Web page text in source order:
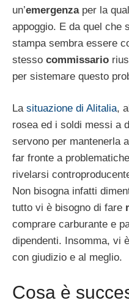
un’emergenzaper la
appoggio. E da quel che
stampa sembra essere
stesso commissario
per sistemare questo
La situazione di Alitalia,
rosea ed i soldi messi a
servono per mantenerla
far fronte a
rivelarsi
Non bisogna infatti
tutto vi è bisogno di fare
comprare carburante e
dipendenti. Insomma, vi
con giudizio e al meglio.
Cosa è